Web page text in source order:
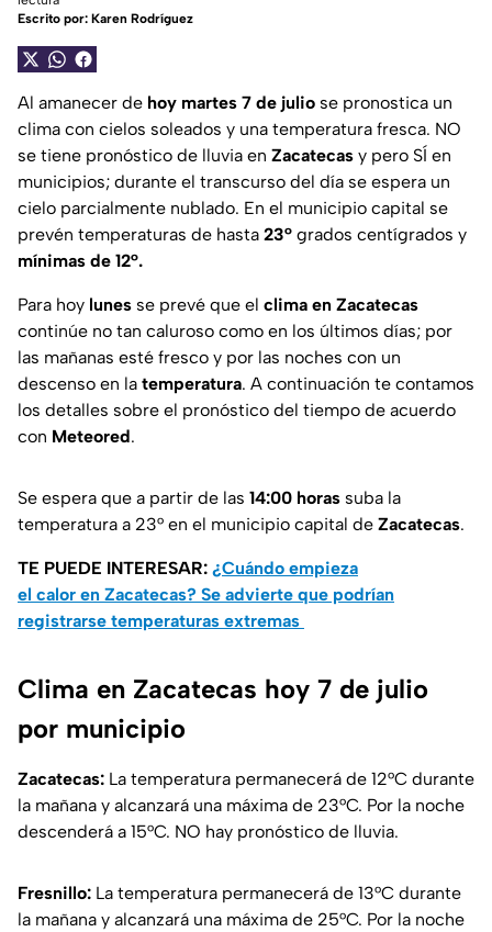
Escrito por: Karen Rodríguez
Al amanecer de hoy martes 7 de julio se pronostica un
clima con cielos soleados y una temperatura fresca. NO
se tiene pronóstico de lluvia en Zacatecas y pero SÍ en
municipios; durante el transcurso del día se espera un
cielo parcialmente nublado. En el municipio capital se
prevén temperaturas de hasta 23° grados centígrados y
mínimas de 12°.
Para hoy lunes se prevé que el clima en Zacatecas
continúe no tan caluroso como en los últimos días; por
las mañanas esté fresco y por las noches con un
descenso en la temperatura. A continuación te contamos
los detalles sobre el pronóstico del tiempo de acuerdo
con Meteored.
Se espera que a partir de las 14:00 horas suba la
temperatura a 23° en el municipio capital de Zacatecas.
TE PUEDE INTERESAR: ¿Cuándo empieza
el calor en Zacatecas? Se advierte que podrían
registrarse temperaturas extremas
Clima en Zacatecas hoy 7 de julio
por municipio
Zacatecas: La temperatura permanecerá de 12°C durante
la mañana y alcanzará una máxima de 23°C. Por la noche
descenderá a 15°C. NO hay pronóstico de lluvia.
Fresnillo: La temperatura permanecerá de 13°C durante
la mañana y alcanzará una máxima de 25°C. Por la noche